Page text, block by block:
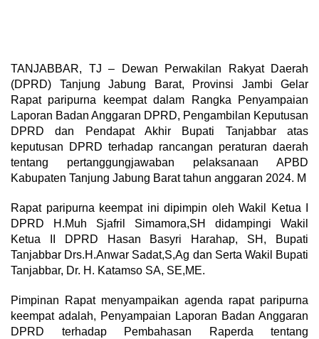
TANJABBAR, TJ – Dewan Perwakilan Rakyat Daerah
(DPRD) Tanjung Jabung Barat, Provinsi Jambi Gelar
Rapat paripurna keempat dalam Rangka Penyampaian
Laporan Badan Anggaran DPRD, Pengambilan Keputusan
DPRD dan Pendapat Akhir Bupati Tanjabbar atas
keputusan DPRD terhadap rancangan peraturan daerah
tentang pertanggungjawaban pelaksanaan APBD
Kabupaten Tanjung Jabung Barat tahun anggaran 2024. M
Rapat paripurna keempat ini dipimpin oleh Wakil Ketua I
DPRD H.Muh Sjafril Simamora,SH didampingi Wakil
Ketua II DPRD Hasan Basyri Harahap, SH, Bupati
Tanjabbar Drs.H.Anwar Sadat,S,Ag dan Serta Wakil Bupati
Tanjabbar, Dr. H. Katamso SA, SE,ME.
Pimpinan Rapat menyampaikan agenda rapat paripurna
keempat adalah, Penyampaian Laporan Badan Anggaran
DPRD terhadap Pembahasan Raperda tentang